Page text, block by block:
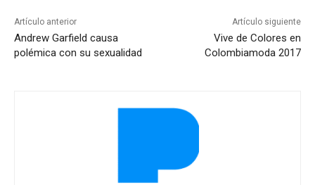
Artículo anterior
Andrew Garfield causa
polémica con su sexualidad
Artículo siguiente
Vive de Colores en
Colombiamoda 2017